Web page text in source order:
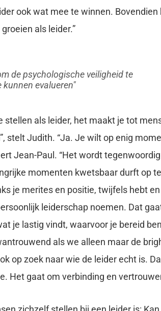
ook wat mee te winnen. Bovendien
als leider.”
de psychologische veiligheid te
kunnen evalueren
stellen als leider, het maakt je tot
stelt Judith. “Ja. Je wilt op enig
Jean-Paul. “Het wordt tegenwoordig
momenten kwetsbaar durft op te
je merites en positie, twijfels hebt
leiderschap noemen. Dat
je lastig vindt, waarvoor je bereid
als we alleen maar de
op zoek naar wie de leider echt is.
Het gaat om verbinding en